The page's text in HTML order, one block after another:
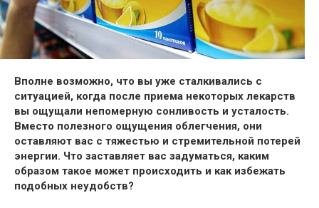
Вполне возможно, что вы уже сталкивались с
ситуацией, когда после приема некоторых лекарств
вы ощущали непомерную сонливость и усталость.
Вместо полезного ощущения облегчения, они
оставляют вас с тяжестью и стремительной потерей
энергии. Что заставляет вас задуматься, каким
образом такое может происходить и как избежать
подобных неудобств?